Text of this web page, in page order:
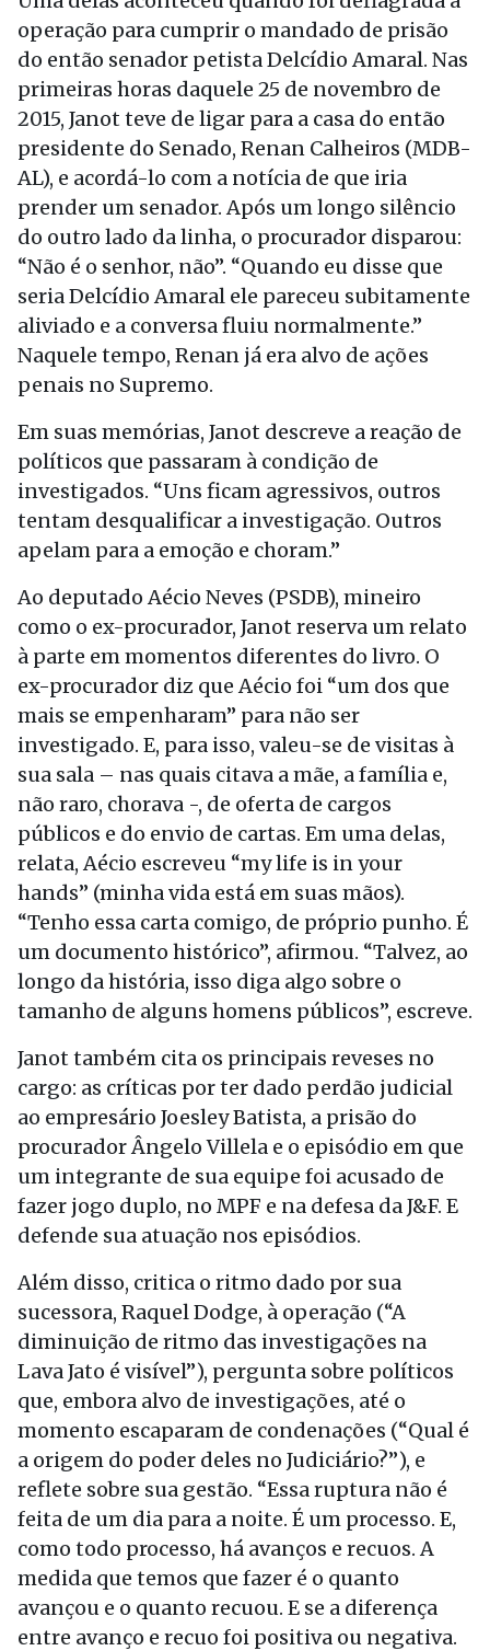
operação para cumprir o mandado de prisão
do então senador petista Delcídio Amaral. Nas
primeiras horas daquele 25 de novembro de
2015, Janot teve de ligar para a casa do então
presidente do Senado, Renan Calheiros (MDB-
AL), e acordá-lo com a notícia de que iria
prender um senador. Após um longo silêncio
do outro lado da linha, o procurador disparou:
“Não é o senhor, não”. “Quando eu disse que
seria Delcídio Amaral ele pareceu subitamente
aliviado e a conversa fluiu normalmente.”
Naquele tempo, Renan já era alvo de ações
penais no Supremo.
Em suas memórias, Janot descreve a reação de
políticos que passaram à condição de
investigados. “Uns ficam agressivos, outros
tentam desqualificar a investigação. Outros
apelam para a emoção e choram.”
Ao deputado Aécio Neves (PSDB), mineiro
como o ex-procurador, Janot reserva um relato
à parte em momentos diferentes do livro. O
ex-procurador diz que Aécio foi “um dos que
mais se empenharam” para não ser
investigado. E, para isso, valeu-se de visitas à
sua sala – nas quais citava a mãe, a família e,
não raro, chorava -, de oferta de cargos
públicos e do envio de cartas. Em uma delas,
relata, Aécio escreveu “my life is in your
hands” (minha vida está em suas mãos).
“Tenho essa carta comigo, de próprio punho. É
um documento histórico”, afirmou. “Talvez, ao
longo da história, isso diga algo sobre o
tamanho de alguns homens públicos”, escreve.
Janot também cita os principais reveses no
cargo: as críticas por ter dado perdão judicial
ao empresário Joesley Batista, a prisão do
procurador Ângelo Villela e o episódio em que
um integrante de sua equipe foi acusado de
fazer jogo duplo, no MPF e na defesa da J&F. E
defende sua atuação nos episódios.
Além disso, critica o ritmo dado por sua
sucessora, Raquel Dodge, à operação (“A
diminuição de ritmo das investigações na
Lava Jato é visível”), pergunta sobre políticos
que, embora alvo de investigações, até o
momento escaparam de condenações (“Qual é
a origem do poder deles no Judiciário?”), e
reflete sobre sua gestão. “Essa ruptura não é
feita de um dia para a noite. É um processo. E,
como todo processo, há avanços e recuos. A
medida que temos que fazer é o quanto
avançou e o quanto recuou. E se a diferença
entre avanço e recuo foi positiva ou negativa.